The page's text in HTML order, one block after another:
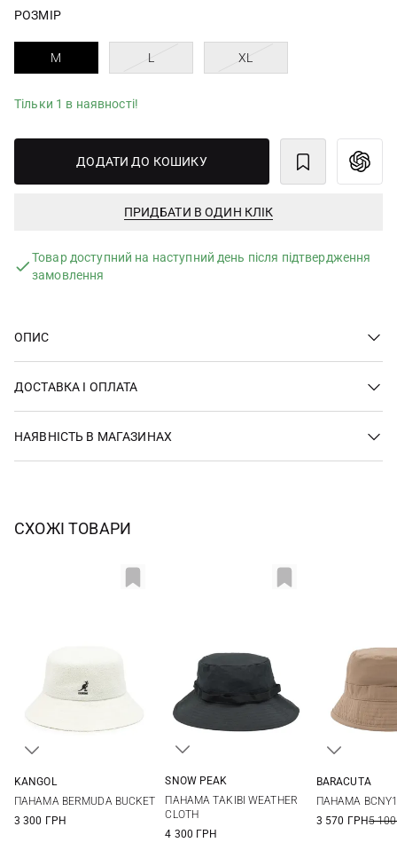
РОЗМІР
M L XL
Тільки 1 в наявності!
ДОДАТИ ДО КОШИКУ
ПРИДБАТИ В ОДИН КЛІК
Товар доступний на наступний день після підтвердження
замовлення
ОПИС
ДОСТАВКА І ОПЛАТА
НАЯВНІСТЬ В МАГАЗИНАХ
СХОЖІ ТОВАРИ
KANGOL
ПАНАМА BERMUDA BUCKET
3 300 ГРН
SNOW PEAK
ПАНАМА TAKIBI WEATHER
CLOTH
4 300 ГРН
BARACUTA
ПАНАМА
3 570 ГРН5